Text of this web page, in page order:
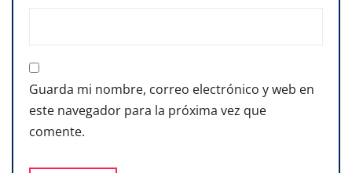
Guarda mi nombre, correo electrónico y web en
este navegador para la próxima vez que
comente.